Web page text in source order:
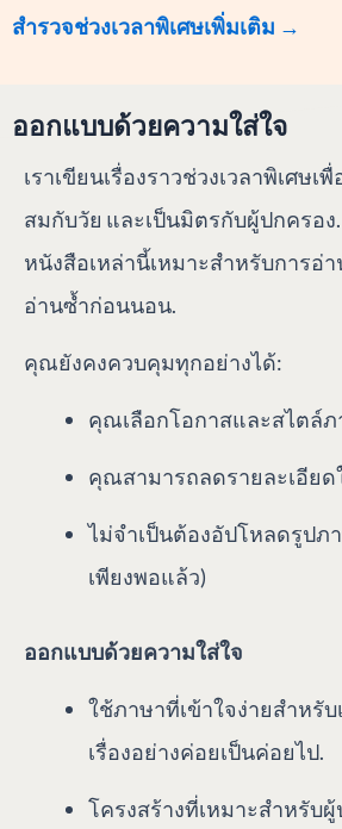
สำรวจช่วงเวลาพิเศษเพิ่มเติม →
ออกแบบด้วยความใส่ใจ
เราเขียนเรื่องราวช่วงเวลาพิเศษเ
สมกับวัย และเป็นมิตรกับผู้ปกครอง.
หนังสือเหล่านี้เหมาะสำหรับการอ่
อ่านซ้ำก่อนนอน.
คุณยังคงควบคุมทุกอย่างได้:
คุณเลือกโอกาสและสไตล์ภ
คุณสามารถลดรายละเอียด
ไม่จำเป็นต้องอัปโหลดรูปภ
เพียงพอแล้ว)
ออกแบบด้วยความใส่ใจ
ใช้ภาษาที่เข้าใจง่ายสำหรั
เรื่องอย่างค่อยเป็นค่อยไป.
โครงสร้างที่เหมาะสำหรับ